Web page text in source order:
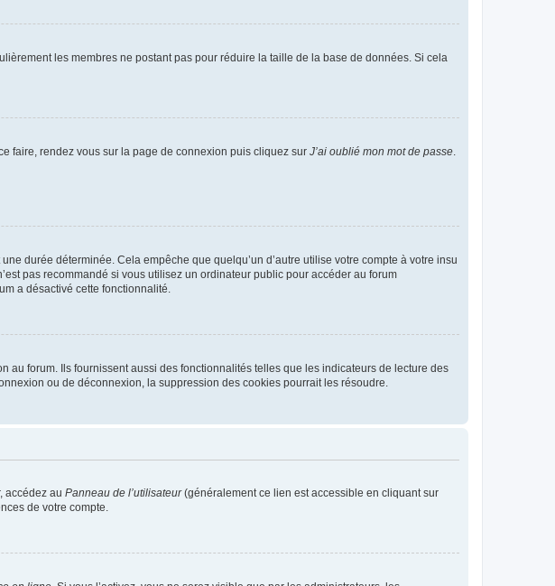
les membres ne postant pas pour réduire la taille de la base de données. Si cela
faire, rendez vous sur la page de connexion puis cliquez sur J’ai oublié mon mot de passe.
durée déterminée. Cela empêche que quelqu’un d’autre utilise votre compte à votre insu
pas recommandé si vous utilisez un ordinateur public pour accéder au forum
a désactivé cette fonctionnalité.
au forum. Ils fournissent aussi des fonctionnalités telles que les indicateurs de lecture des
ou de déconnexion, la suppression des cookies pourrait les résoudre.
accédez au Panneau de l’utilisateur(généralement ce lien est accessible en cliquant sur
de votre compte.